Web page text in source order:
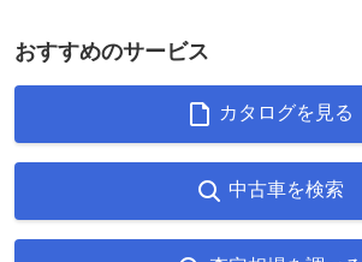
おすすめのサービス
カタログを見る
中古車を検索